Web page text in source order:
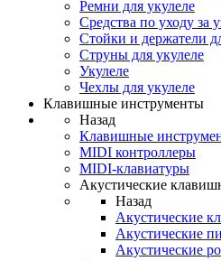
Ремни для укулеле
Средства по уходу за
Стойки и держатели
Струны для укулеле
Укулеле
Чехлы для укулеле
Клавишные инструменты
Назад
Клавишные
MIDI контроллеры
MIDI-клавиатуры
Акустические
Назад
Акустические
Акустические
Акустические